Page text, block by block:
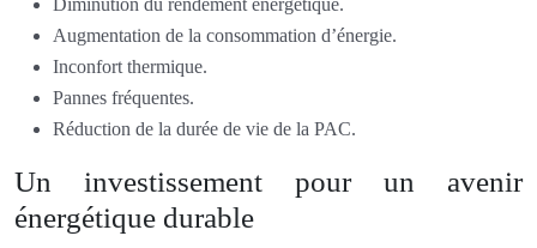
Augmentation de la consommation d’énergie.
Inconfort thermique.
Pannes fréquentes.
Réduction de la durée de vie de la PAC.
Un investissement pour un avenir
énergétique durable